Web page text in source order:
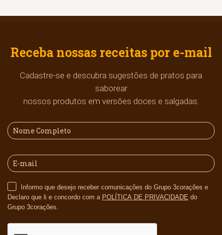
Receba nossas receitas por e-mail
Cadastre-se e descubra sugestões de pratos para
saborear
nossos produtos em versões doces e salgadas.
Declaro que li e concordo com a POLÍTICA DE PRIVACIDADE do
Grupo 3corações.